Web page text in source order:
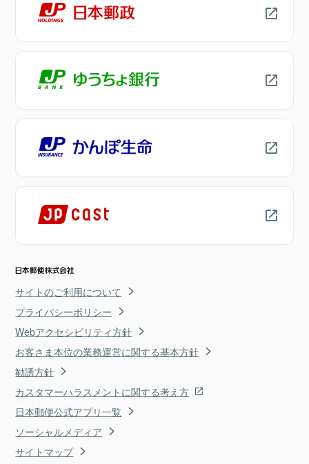
サイトのご利用について
プライバシーポリシー
Webアクセシビリティ方針
お客さま本位の業務運営に関する基本方針
勧誘方針
カスタマーハラスメントに関する考え方
日本郵便公式アプリ一覧
ソーシャルメディア
サイトマップ